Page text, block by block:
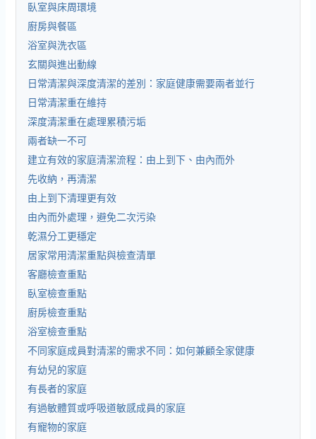
臥室與床周環境
廚房與餐區
浴室與洗衣區
玄關與進出動線
日常清潔與深度清潔的差別：家庭健康需要兩者並行
日常清潔重在維持
深度清潔重在處理累積污垢
兩者缺一不可
建立有效的家庭清潔流程：由上到下、由內而外
先收納，再清潔
由上到下清理更有效
由內而外處理，避免二次污染
乾濕分工更穩定
居家常用清潔重點與檢查清單
客廳檢查重點
臥室檢查重點
廚房檢查重點
浴室檢查重點
不同家庭成員對清潔的需求不同：如何兼顧全家健康
有幼兒的家庭
有長者的家庭
有過敏體質或呼吸道敏感成員的家庭
有寵物的家庭